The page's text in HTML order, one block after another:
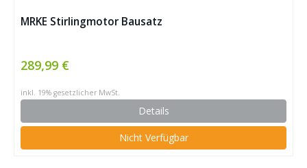
MRKE Stirlingmotor Bausatz
289,99 €
inkl. 19% gesetzlicher MwSt.
Details
Nicht Verfügbar